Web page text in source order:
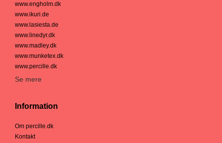
www.engholm.dk
www.ikuri.de
www.lasiesta.de
www.linedyr.dk
www.madley.dk
www.munketex.dk
www.percille.dk
Se mere
Information
Om percille.dk
Kontakt